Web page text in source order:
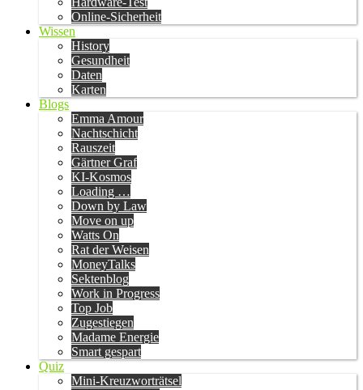
Online-Sicherheit
Wissen
History
Gesundheit
Daten
Karten
Blogs
Emma Amour
Nachtschicht
Rauszeit
Gärtner Graf
KI-Kosmos
Loading …
Down by Law
Move on up
Watts On
Rat der Weisen
MoneyTalks
Sektenblog
Work in Progress
Top Job
Zugestiegen
Madame Energie
Smart gespart
Quiz
Mini-Kreuzworträtsel